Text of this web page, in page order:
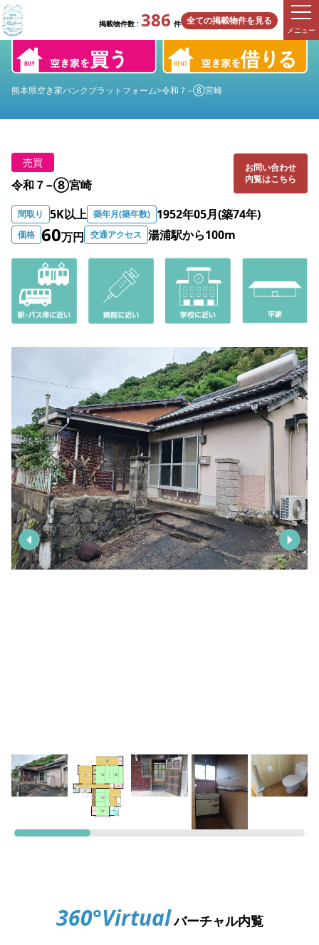
掲載物件数 : 386 件 全ての掲載物件を見る
メニュー
熊本県空き家バンクプラットフォーム>令和７−⑧宮崎
売買
令和７−⑧宮崎
お問い合わせ
内覧はこちら
間取り 5K以上 築年月(築年数) 1952年05月(築74年)
価格 60万円 交通アクセス 湯浦駅から100m
360°Virtualバーチャル内覧
玄関前